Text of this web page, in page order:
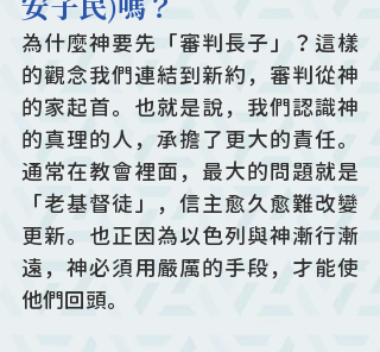
安子民)嗎？
為什麼神要先「審判長子」？這樣
的觀念我們連結到新約，審判從神
的家起首。也就是說，我們認識神
的真理的人，承擔了更大的責任。
通常在教會裡面，最大的問題就是
「老基督徒」，信主愈久愈難改變
更新。也正因為以色列與神漸行漸
遠，神必須用嚴厲的手段，才能使
他們回頭。